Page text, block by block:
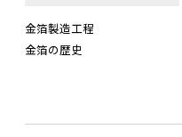
金箔製造工程
金箔の歴史